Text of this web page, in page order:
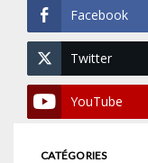
Facebook
Twitter
YouTube
CATÉGORIES